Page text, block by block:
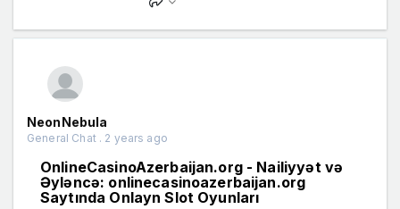
NeonNebula
General Chat . 2 years ago
OnlineCasinoAzerbaijan.org - Nailiyyət və
Əyləncə: onlinecasinoazerbaijan.org
Saytında Onlayn Slot Oyunları